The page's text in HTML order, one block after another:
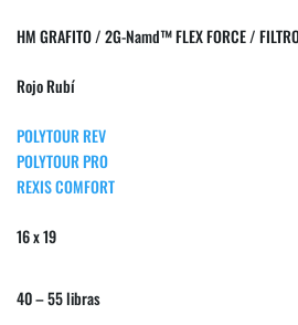
HM GRAFITO / 2G-Namd™ FLEX FORCE /
Rojo Rubí
POLYTOUR REV
POLYTOUR PRO
REXIS COMFORT
16 x 19
40 – 55 libras